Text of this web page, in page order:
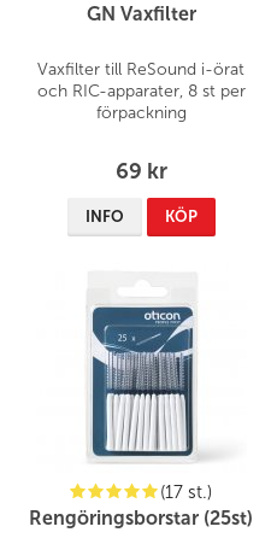
GN Vaxfilter
Vaxfilter till ReSound i-örat
och RIC-apparater, 8 st per
förpackning
69 kr
INFO KÖP
(17 st.)
Rengöringsborstar (25st)